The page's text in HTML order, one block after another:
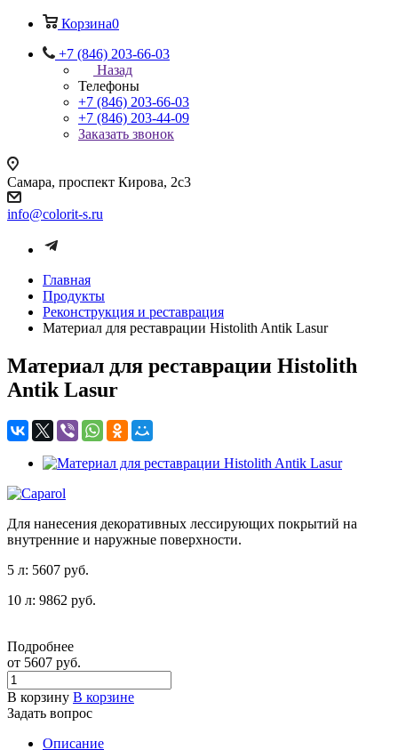
Корзина0
+7 (846) 203-66-03
Назад
Телефоны
+7 (846) 203-66-03
+7 (846) 203-44-09
Заказать звонок
Самара, проспект Кирова, 2с3
info@colorit-s.ru
Главная
Продукты
Реконструкция и реставрация
Материал для реставрации Histolith Antik Lasur
Материал для реставрации Histolith
Antik Lasur
Для нанесения декоративных лессирующих покрытий на
внутренние и наружные поверхности.
5 л: 5607 руб.
10 л: 9862 руб.
Подробнее
от 5607 руб.
В корзину В корзине
Задать вопрос
Описание